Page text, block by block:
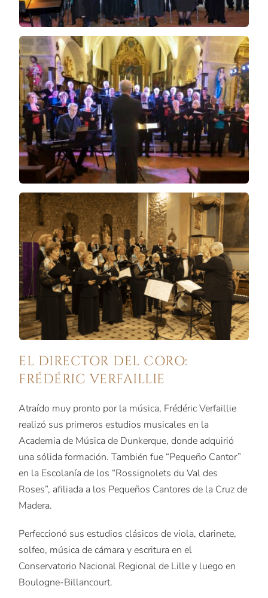
EL DIRECTOR DEL CORO:
FRÉDÉRIC VERFAILLIE
Atraído muy pronto por la música, Frédéric Verfaillie
realizó sus primeros estudios musicales en la
Academia de Música de Dunkerque, donde adquirió
una sólida formación. También fue “Pequeño Cantor”
en la Escolanía de los “Rossignolets du Val des
Roses”, afiliada a los Pequeños Cantores de la Cruz de
Madera.
Perfeccionó sus estudios clásicos de viola, clarinete,
solfeo, música de cámara y escritura en el
Conservatorio Nacional Regional de Lille y luego en
Boulogne-Billancourt.